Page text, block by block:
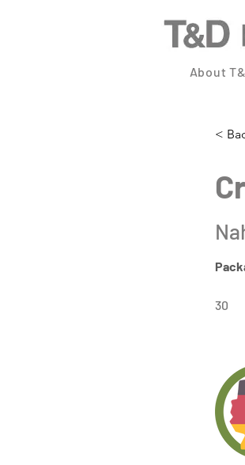
About
<
30